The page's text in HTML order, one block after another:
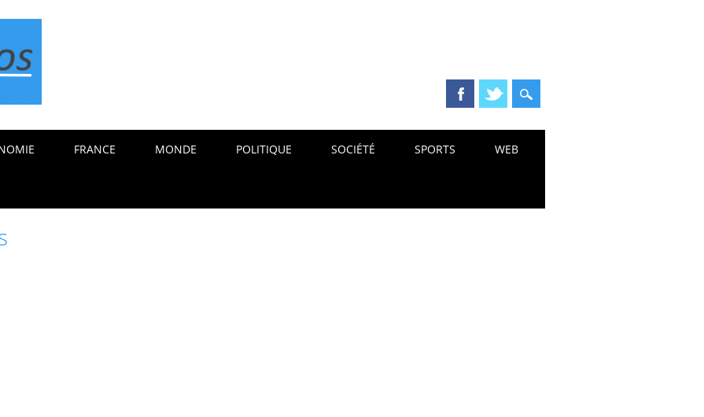
FRANCE MONDE POLITIQUE SOCIÉTÉ SPORTS WEB